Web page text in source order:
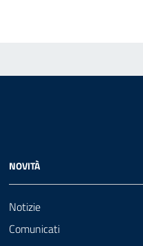
NOVITÀ
Notizie
Comunicati